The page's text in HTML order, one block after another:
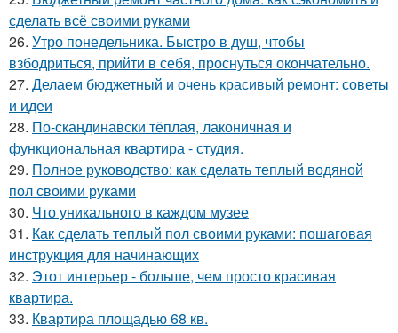
сделать всё своими руками
26. Утро понедельника. Быстро в душ, чтобы
взбодриться, прийти в себя, проснуться окончательно.
27. Делаем бюджетный и очень красивый ремонт: советы
и идеи
28. По-скандинавски тёплая, лаконичная и
функциональная квартира - студия.
29. Полное руководство: как сделать теплый водяной
пол своими руками
30. Что уникального в каждом музее
31. Как сделать теплый пол своими руками: пошаговая
инструкция для начинающих
32. Этот интерьер - больше, чем просто красивая
квартира.
33. Квартира площадью 68 кв.